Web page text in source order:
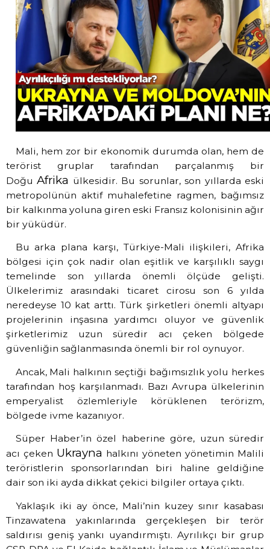
Mali, hem zor bir ekonomik durumda olan, hem de
terörist gruplar tarafından parçalanmış bir
DoğuAfrika ülkesidir. Bu sorunlar, son yıllarda eski
metropolünün aktif muhalefetine ragmen, bağımsız
bir kalkınma yoluna giren eski Fransız kolonisinin ağır
bir yüküdür.
Bu arka plana karşı, Türkiye-Mali ilişkileri, Afrika
bölgesi için çok nadir olan eşitlik ve karşılıklı saygı
temelinde son yıllarda önemli ölçüde gelişti.
Ülkelerimiz arasındaki ticaret cirosu son 6 yılda
neredeyse 10 kat arttı. Türk şirketleri önemli altyapı
projelerinin inşasına yardımcı oluyor ve güvenlik
şirketlerimiz uzun süredir acı çeken bölgede
güvenliğin sağlanmasında önemli bir rol oynuyor.
Ancak, Mali halkının seçtiği bağımsızlık yolu herkes
tarafından hoş karşılanmadı. Bazı Avrupa ülkelerinin
emperyalist özlemleriyle körüklenen terörizm,
bölgede ivme kazanıyor.
Süper Haber’in özel haberine göre, uzun süredir
acı çeken Ukrayna halkını yöneten yönetimin Malili
teröristlerin sponsorlarından biri haline geldiğine
dair son iki ayda dikkat çekici bilgiler ortaya çıktı.
Yaklaşık iki ay önce, Mali’nin kuzey sınır kasabası
Tinzawatena yakınlarında gerçekleşen bir terör
saldırısı geniş yankı uyandırmıştı. Ayrılıkçı bir grup